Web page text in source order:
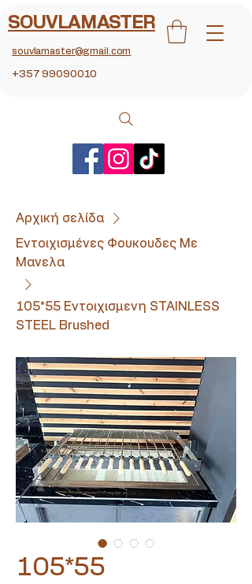
SOUVLAMASTER
souvlamaster@gmail.com
+357 99090010
Αρχική σελίδα
Εντοιχισμένες Φουκουδες Με
Μανελα
105*55 Εντοιχισμενη STAINLESS
STEEL Brushed
105*55